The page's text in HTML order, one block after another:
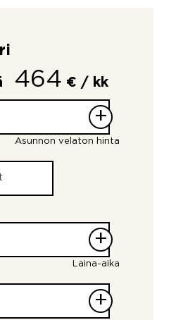
464 € / kk
+
Asunnon velaton hinta
+
Laina-aika
+